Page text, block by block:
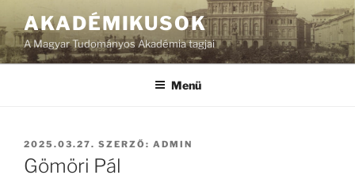
AKADÉMIKUSOK
A Magyar Tudományos Akadémia tagjai
Menü
BEKÜLDVE:
2025.03.27. SZERZŐ: ADMIN
Gömöri Pál